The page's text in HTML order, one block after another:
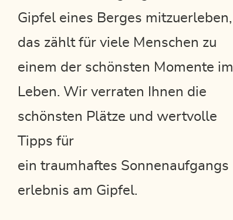
Gipfel eines Berges mitzuerleben,
das zählt für viele Menschen zu
einem der schönsten Momente im
Leben. Wir verraten Ihnen die
schönsten Plätze und wertvolle
Tipps für
ein traumhaftes Sonnenaufgangs
erlebnis am Gipfel.